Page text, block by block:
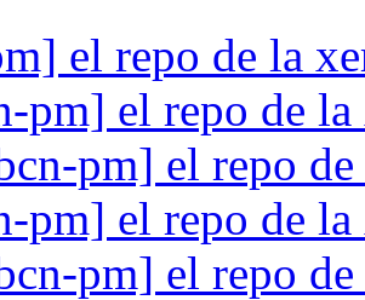
el repo de la
pm] el repo de
pm] el repo
pm] el repo de
pm] el repo